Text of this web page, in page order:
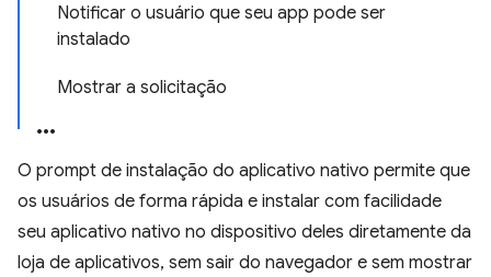
Notificar o usuário que seu app pode ser
instalado
Mostrar a solicitação
O prompt de instalação do aplicativo nativo permite que
os usuários de forma rápida e instalar com facilidade
seu aplicativo nativo no dispositivo deles diretamente da
loja de aplicativos, sem sair do navegador e sem mostrar